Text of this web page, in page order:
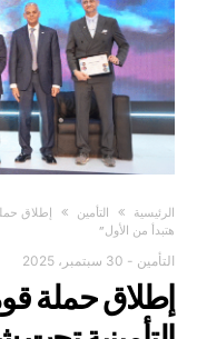
‫الرئيسية‬ التأمين
إطلاق
هتبدأ من الأول”
التأمين - 30 سبتمبر، 2025
إطلاق حملة